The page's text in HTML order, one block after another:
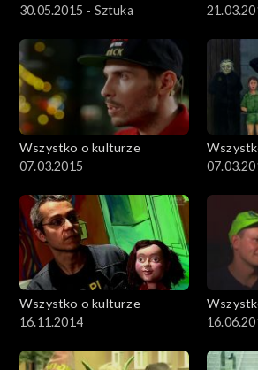
30.05.2015 - Sztuka
Wszystko o kulturze
07.03.2015
Wszystko o kulturze
16.11.2014